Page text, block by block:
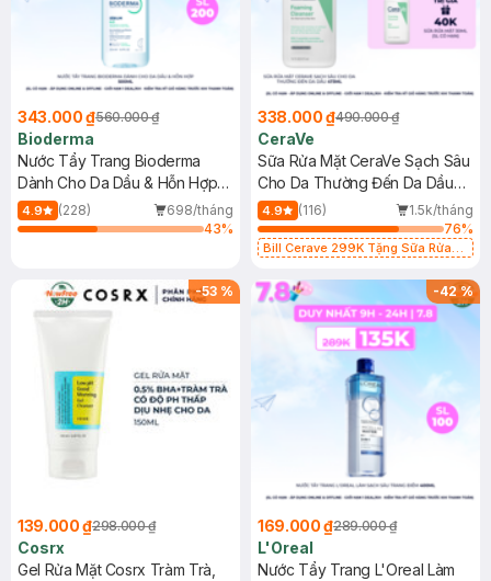
343.000 ₫560.000 ₫
Bioderma
Nước Tẩy Trang Bioderma
Dành Cho Da Dầu & Hỗn Hợp
500ml
4.9 (228)
698/tháng
43%
338.000 ₫490.000 ₫
CeraVe
Sữa Rửa Mặt CeraVe Sạch Sâu
Cho Da Thường Đến Da Dầu
473ml
4.9 (116)
1.5k/tháng
76%
Bill Cerave 299K Tặng Sữa Rửa
-53 %
139.000 ₫298.000 ₫
Cosrx
Gel Rửa Mặt Cosrx Tràm Trà,
-42%
169.000 ₫289.000 ₫
L'Oreal
Nước Tẩy Trang L'Oreal Làm